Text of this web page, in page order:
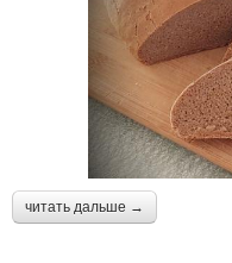
читать дальше →